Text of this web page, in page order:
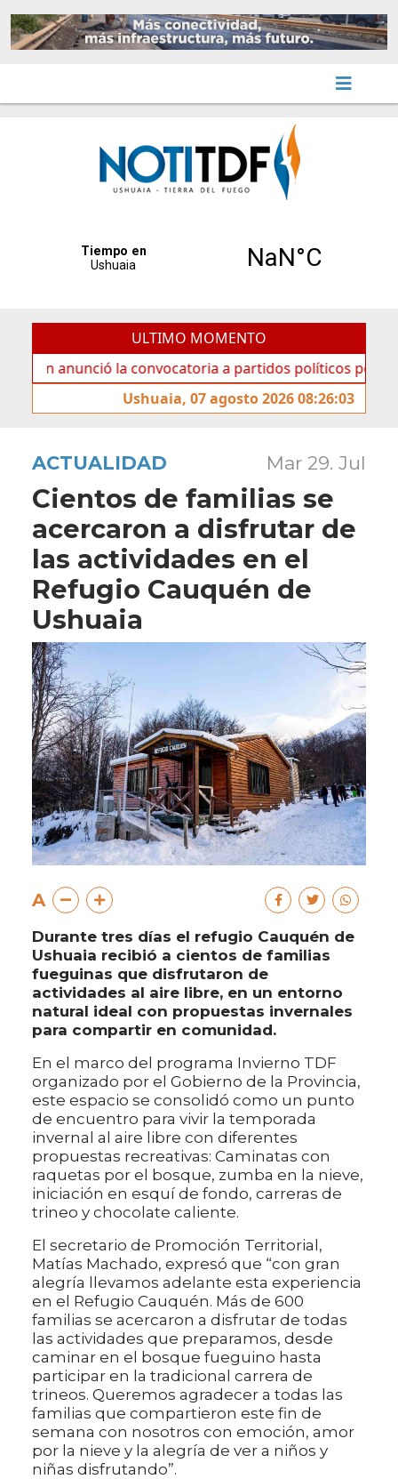
ULTIMO MOMENTO
anunció la convocatoria a partidos políticos por «ficha
Ushuaia, 07 agosto 2026 08:26:03
ACTUALIDAD Mar 29. Jul
Cientos de familias se
acercaron a disfrutar de
las actividades en el
Refugio Cauquén de
Ushuaia
A
Durante tres días el refugio Cauquén de
Ushuaia recibió a cientos de familias
fueguinas que disfrutaron de
actividades al aire libre, en un entorno
natural ideal con propuestas invernales
para compartir en comunidad.
En el marco del programa Invierno TDF
organizado por el Gobierno de la Provincia,
este espacio se consolidó como un punto
de encuentro para vivir la temporada
invernal al aire libre con diferentes
propuestas recreativas: Caminatas con
raquetas por el bosque, zumba en la nieve,
iniciación en esquí de fondo, carreras de
trineo y chocolate caliente.
El secretario de Promoción Territorial,
Matías Machado, expresó que “con gran
alegría llevamos adelante esta experiencia
en el Refugio Cauquén. Más de 600
familias se acercaron a disfrutar de todas
las actividades que preparamos, desde
caminar en el bosque fueguino hasta
participar en la tradicional carrera de
trineos. Queremos agradecer a todas las
familias que compartieron este fin de
semana con nosotros con emoción, amor
por la nieve y la alegría de ver a niños y
niñas disfrutando”.